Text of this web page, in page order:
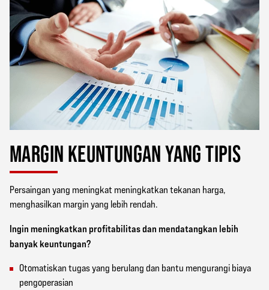
MARGIN KEUNTUNGAN YANG TIPIS
Persaingan yang meningkat meningkatkan tekanan harga,
menghasilkan margin yang lebih rendah.
Ingin meningkatkan profitabilitas dan mendatangkan lebih
banyak keuntungan?
Otomatiskan tugas yang berulang dan bantu mengurangi biaya
pengoperasian